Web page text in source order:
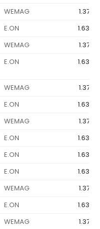
WEMAG
1.377
E.ON
1.636
WEMAG
1.377
E.ON 1.636
WEMAG
1.377
E.ON
1.636
WEMAG
1.377
E.ON
1.636
E.ON
1.636
E.ON
1.636
WEMAG
1.377
E.ON
1.636
WEMAG
1.377